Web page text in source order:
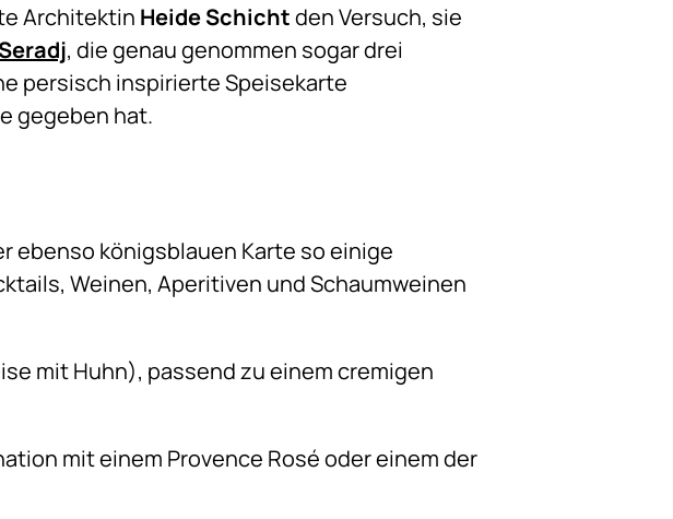
Architektin Heide Schichtden Versuch, sie
, die genau genommen sogar drei
persisch inspirierte Speisekarte
gegeben hat.
ebenso königsblauen Karte so einige
Weinen, Aperitiven und Schaumweinen
mit Huhn), passend zu einem cremigen
mit einem Provence Rosé oder einem der